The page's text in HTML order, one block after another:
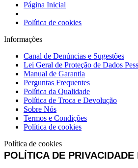
Página Inicial
Política de cookies
Informações
Canal de Denúncias e Sugestões
Lei Geral de Proteção de Dados
Manual de Garantia
Perguntas Frequentes
Política da Qualidade
Política de Troca e Devolução
Sobre Nós
Termos e Condições
Política de cookies
Política de cookies
POLÍTICA DE PRIVACIDADE